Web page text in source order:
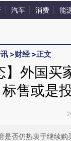
汽车 消费 能
>财经>正文
】外国
标售或是
是否仍热衷于继续